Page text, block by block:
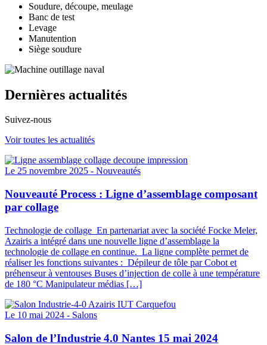
Soudure, découpe, meulage
Banc de test
Levage
Manutention
Siège soudure
Dernières actualités
Suivez-nous
Voir toutes les actualités
Le 25 novembre 2025 - Nouveautés
Nouveauté Process : Ligne d’assemblage composant
par collage
Technologie de collage En partenariat avec la société Focke Meler,
Azairis a intégré dans une nouvelle ligne d’assemblage la
technologie de collage en continue. La ligne complète permet de
réaliser les fonctions suivantes : Dépileur de tôle par Cobot et
préhenseur à ventouses Buses d’injection de colle à une température
de 180 °C Manipulateur médias […]
Le 10 mai 2024 - Salons
Salon de l’Industrie 4.0 Nantes 15 mai 2024